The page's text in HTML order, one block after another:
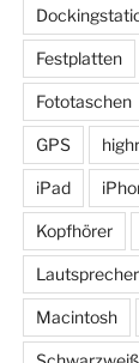
Festplatten
Fototaschen
GPS
iPad
Kopfhörer
Lautsprecher
Macintosh